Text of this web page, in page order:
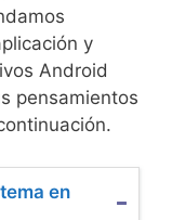
y
Android
pensamientos
en